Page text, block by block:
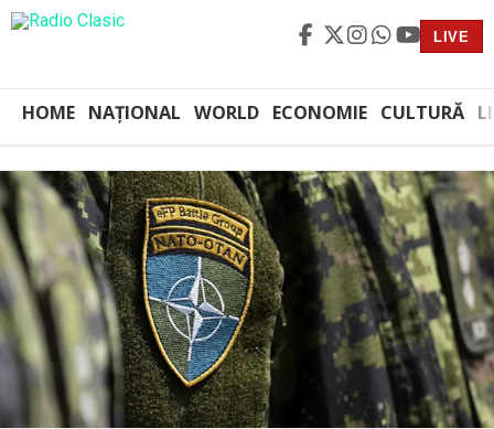
LIVE
HOME NAȚIONAL WORLD ECONOMIE CULTURĂ